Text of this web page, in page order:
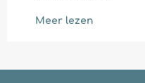
Meer lezen